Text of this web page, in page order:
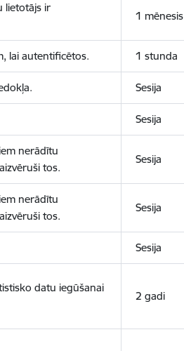
lietotājs ir
1 mēnesis
lai autentificētos. 1 stunda
Sesija
Sesija
nerādītu
tos.
Sesija
nerādītu
tos.
Sesija
Sesija
datu iegūšanai
2 gadi